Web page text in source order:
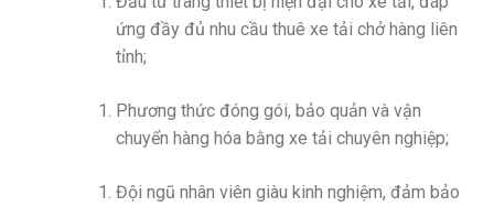
ứng đầy đủ nhu cầu thuê xe tải chở hàng liên
tỉnh;
Phương thức đóng gói, bảo quản và vận
chuyển hàng hóa bằng xe tải chuyên nghiệp;
Đội ngũ nhân viên giàu kinh nghiệm, đảm bảo